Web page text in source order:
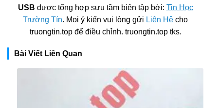
USB được tổng hợp sưu tầm biên tập bởi: Tin Học
Trường Tín. Mọi ý kiến vui lòng gửi Liên Hệ cho
truongtin.top để điều chỉnh. truongtin.top tks.
Bài Viết Liên Quan